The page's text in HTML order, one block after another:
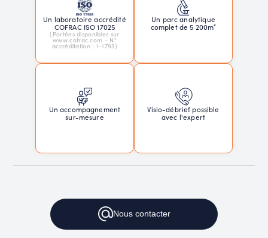
Un laboratoire accrédité
COFRAC ISO 17025
(Portées disponibles sur
www.cofrac.com - N°
accréditation : 1-1793)
Un parc analytique
complet de 5 200m²
Un accompagnement
sur-mesure
Visio-débrief possible
avec l'expert
Nouscontacter